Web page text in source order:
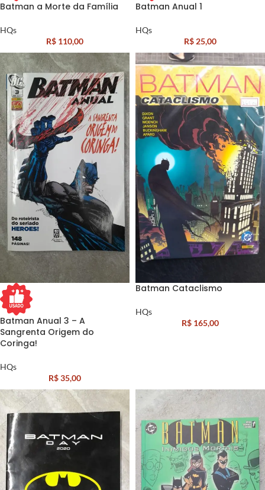
Batman a Morte da Família
HQs
R$ 110,00
Batman Anual 1
HQs
R$ 25,00
Batman Anual 3 – A
Sangrenta Origem do
Coringa!
HQs
R$35,00
Batman Cataclismo
HQs
R$ 165,00